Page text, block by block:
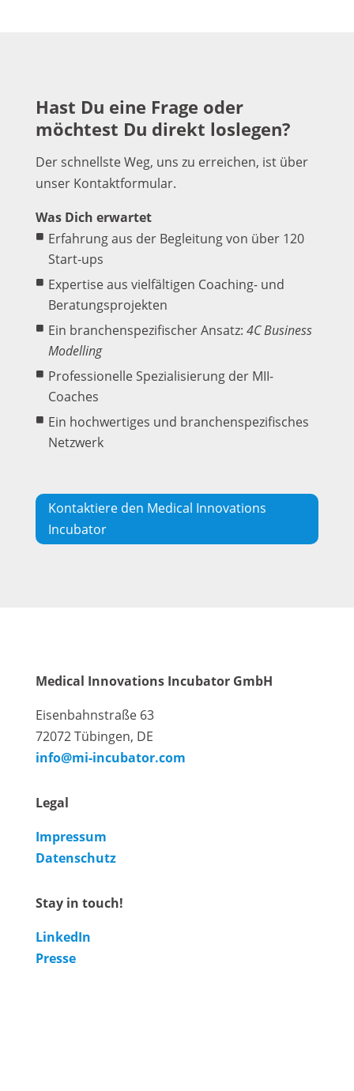
Hast Du eine Frage oder
möchtest Du direkt loslegen?
Der schnellste Weg, uns zu erreichen, ist über
unser Kontaktformular.
Was Dich erwartet
Erfahrung aus der Begleitung von über 120
Start-ups
Expertise aus vielfältigen Coaching- und
Beratungsprojekten
Ein branchenspezifischer Ansatz: 4C Business
Modelling
Professionelle Spezialisierung der MII-
Coaches
Ein hochwertiges und branchenspezifisches
Netzwerk
Kontaktiere den Medical Innovations
Incubator
Medical Innovations Incubator GmbH
Eisenbahnstraße 63
72072 Tübingen, DE
info@mi-incubator.com
Legal
Impressum
Datenschutz
Stay in touch!
LinkedIn
Presse